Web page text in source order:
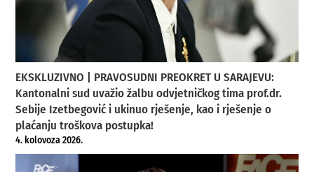
EKSKLUZIVNO | PRAVOSUDNI PREOKRET U SARAJEVU:
Kantonalni sud uvažio žalbu odvjetničkog tima prof.dr.
Sebije Izetbegović i ukinuo rješenje, kao i rješenje o
plaćanju troškova postupka!
4. kolovoza 2026.